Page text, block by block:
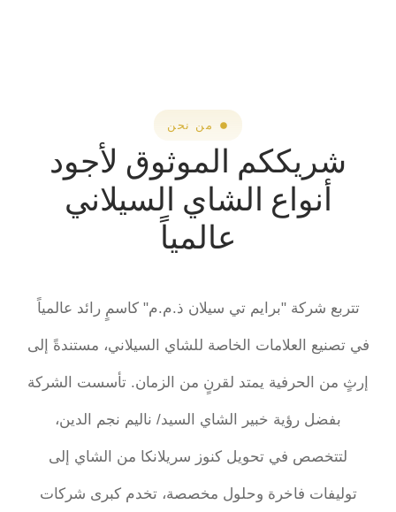
الموثوق لأجود
الشاي السيلاني
"برايم تي سيلان ذ.م.م" كاسمٍ رائد عالمياً
العلامات الخاصة للشاي السيلاني، مستندةً إلى
يمتد لقرنٍ من الزمان. تأسست الشركة
رؤية خبير الشاي السيد/ ناليم نجم الدين،
في تحويل كنوز سريلانكا من الشاي إلى
فاخرة وحلول مخصصة، تخدم كبرى شركات